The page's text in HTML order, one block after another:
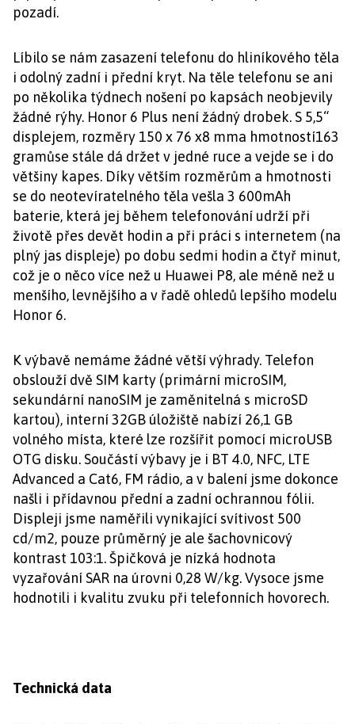
pozadí.
Líbilo se nám zasazení telefonu do hliníkového těla
i odolný zadní i přední kryt. Na těle telefonu se ani
po několika týdnech nošení po kapsách neobjevily
žádné rýhy. Honor 6 Plus není žádný drobek. S 5,5“
displejem, rozměry 150 x 76 x8 mma hmotností163
gramůse stále dá držet v jedné ruce a vejde se i do
většiny kapes. Díky větším rozměrům a hmotnosti
se do neotevíratelného těla vešla 3 600mAh
baterie, která jej během telefonování udrží při
životě přes devět hodin a při práci s internetem (na
plný jas displeje) po dobu sedmi hodin a čtyř minut,
což je o něco více než u Huawei P8, ale méně než u
menšího, levnějšího a v řadě ohledů lepšího modelu
Honor 6.
K výbavě nemáme žádné větší výhrady. Telefon
obslouží dvě SIM karty (primární microSIM,
sekundární nanoSIM je zaměnitelná s microSD
kartou), interní 32GB úložiště nabízí 26,1 GB
volného místa, které lze rozšířit pomocí microUSB
OTG disku. Součástí výbavy je i BT 4.0, NFC, LTE
Advanced a Cat6, FM rádio, a v balení jsme dokonce
našli i přídavnou přední a zadní ochrannou fólii.
Displeji jsme naměřili vynikající svítivost 500
cd/m2, pouze průměrný je ale šachovnicový
kontrast 103:1. Špičková je nízká hodnota
vyzařování SAR na úrovni 0,28 W/kg. Vysoce jsme
hodnotili i kvalitu zvuku při telefonních hovorech.
Technická data